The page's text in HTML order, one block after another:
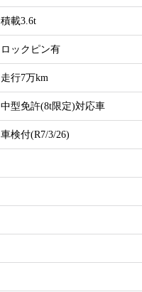
積載3.6t
ロックピン有
走行7万km
中型免許(8t限定)対応車
車検付(R7/3/26)